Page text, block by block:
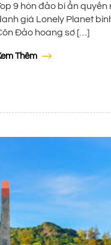
9 hòn đảo bí ẩn
giá Lonely Planet
Đảo hoang sơ […]
Thêm